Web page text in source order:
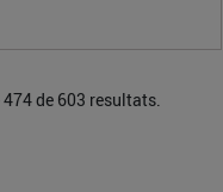
de 603 resultats.